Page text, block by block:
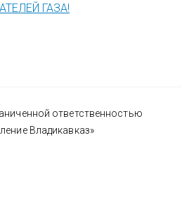
ГАЗА!
ответственностью
Владикавказ»